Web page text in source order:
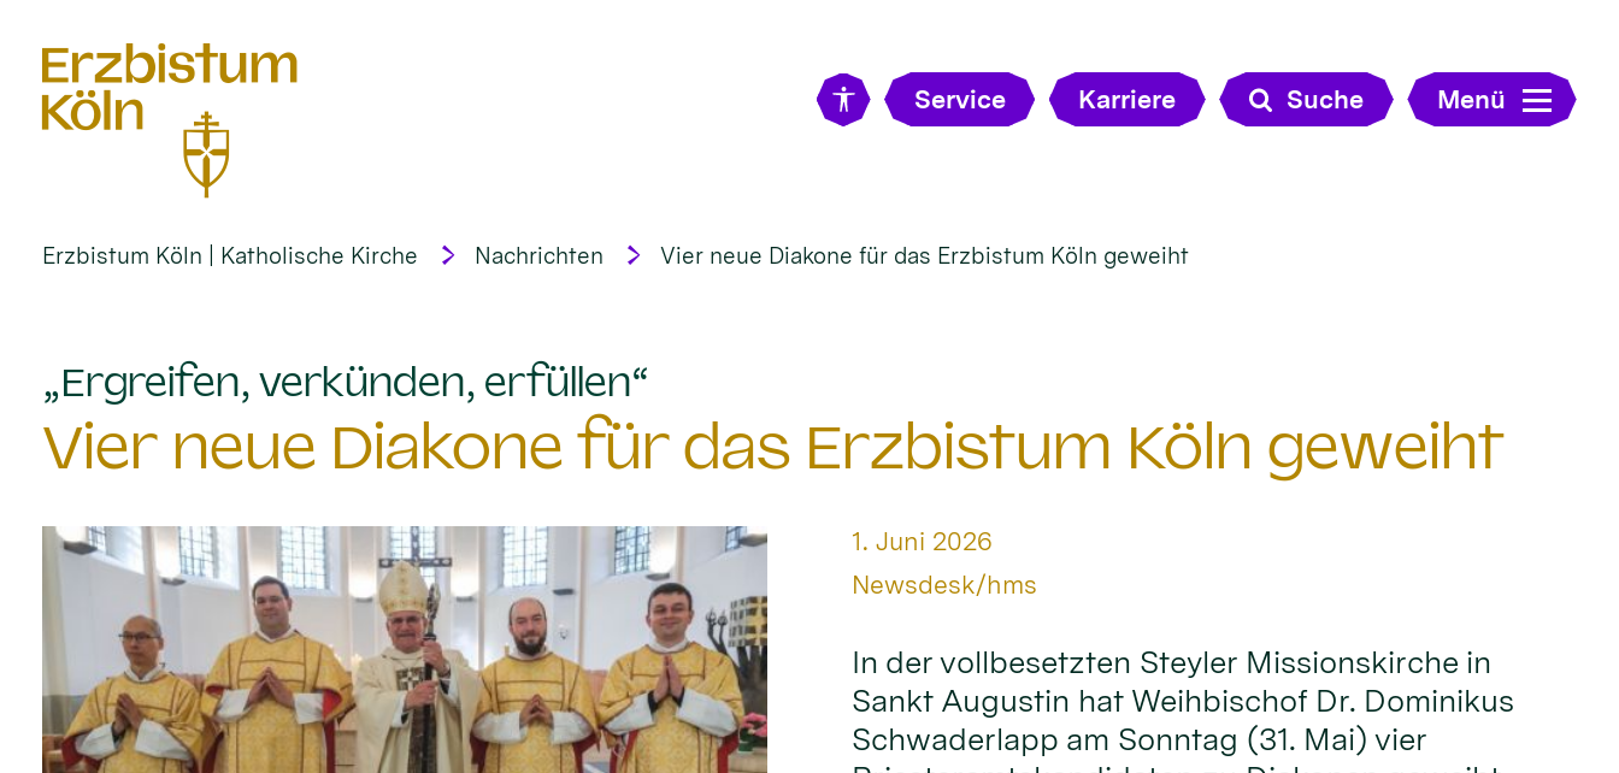
Service Karriere Suche Menü
Erzbistum Köln | Katholische Kirche Nachrichten Vier neue Diakone für das Erzbistum Köln geweiht
„Ergreifen, verkünden, erfüllen“
Vier neue Diakone für das Erzbistum Köln geweiht
Datum:
1. Juni 2026
Von:
Newsdesk/hms
In der vollbesetzten Steyler Missionskirche in
Sankt Augustin hat Weihbischof Dr. Dominikus
Schwaderlapp am Sonntag (31. Mai) vier